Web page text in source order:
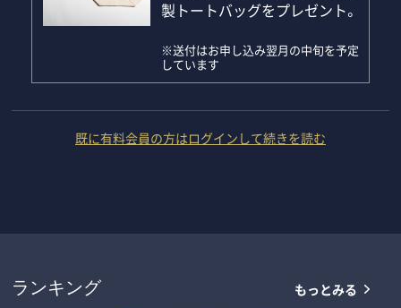
製トートバッグをプレゼント。
※送付はお申し込み翌月の中旬を予定
しています
既に有料会員の方はログインして続きを読む
ランキング
もっとみる